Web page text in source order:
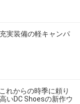
実装備の軽キャンパ
れからの時季に頼り
いDC Shoesの新作ウ